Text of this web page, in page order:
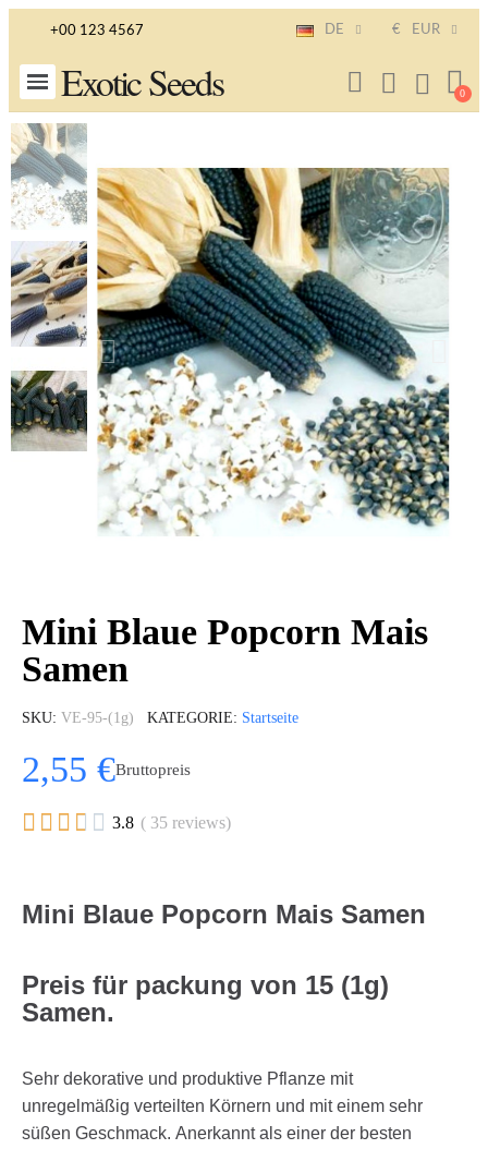
+00 123 4567 DE € EUR
Exotic Seeds
Mini Blaue Popcorn Mais
Samen
SKU VE-95-(1g) KATEGORIE Startseite
2,55 €Bruttopreis
     3.8 ( 35 reviews)
Mini Blaue Popcorn Mais Samen
Preis für packung von 15 (1g)
Samen.
Sehr dekorative und produktive Pflanze mit
unregelmäßig verteilten Körnern und mit einem sehr
süßen Geschmack. Anerkannt als einer der besten